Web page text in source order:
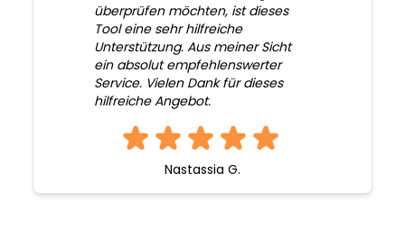
überprüfen möchten, ist dieses
Tool eine sehr hilfreiche
Unterstützung. Aus meiner Sicht
ein absolut empfehlenswerter
Service. Vielen Dank für dieses
hilfreiche Angebot.
Nastassia G.